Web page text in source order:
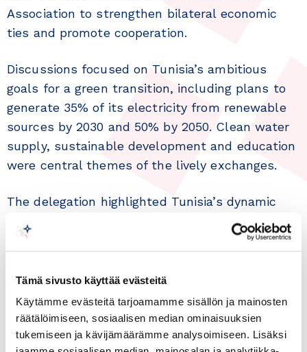
Tämä sivusto käyttää evästeitä
Käytämme evästeitä tarjoamamme sisällön ja mainosten
räätälöimiseen, sosiaalisen median ominaisuuksien
tukemiseen ja kävijämäärämme analysoimiseen. Lisäksi
Association to strengthen bilateral economic
ties and promote cooperation.
Discussions focused on Tunisia’s ambitious
goals for a green transition, including plans to
generate 35% of its electricity from renewable
sources by 2030 and 50% by 2050. Clean water
supply, sustainable development and education
were central themes of the lively exchanges.
The delegation highlighted Tunisia’s dynamic
and inclusive startup ecosystem, as well as key
sectors for investment such as tourism,
healthcare and education. With direct flights
between Finland and Tunisia launching in
October 2025, the country also aims to attract
Finnish tourists—especially golf enthusiasts—to